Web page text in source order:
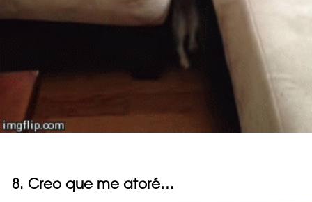
8. Creo que me atoré…